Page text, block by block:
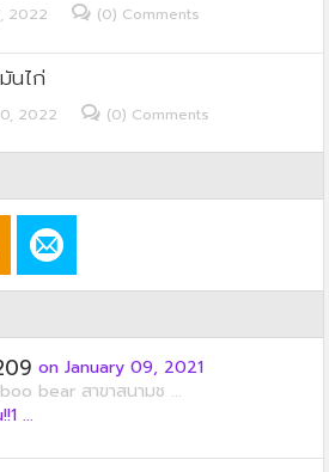
2022 (0) Comments
นไก่
2022 (0) Comments
on January 09, 2021
bear สาขาสนามช ...
...